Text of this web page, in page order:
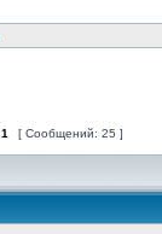
1 [ Сообщений: 25 ]